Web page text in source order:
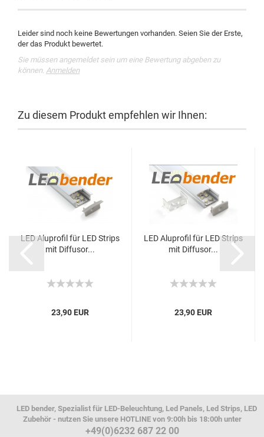
Leider sind noch keine Bewertungen vorhanden. Seien Sie der Erste,
der das Produkt bewertet.
Sie müssen angemeldet sein um eine Bewertung abgeben zu
können. Anmelden
Zu diesem Produkt empfehlen wir Ihnen:
LED Aluprofil für LED Strips
mit Diffusor...
23,90 EUR
LED Aluprofil für LED Strips
mit Diffusor...
23,90 EUR
LED bender, Spezialist für LED-Beleuchtung, Led Panels, Led Strips, LED
Zubehör - nutzen Sie unsere HOTLINE von 9:00h bis 18:00h unter
+49(0)6232 687 22 00